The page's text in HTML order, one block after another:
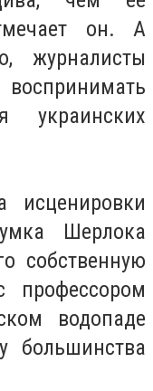
он. А
журналисты
украинских
исценировки
Шерлока
собственную
профессором
водопаде
большинства